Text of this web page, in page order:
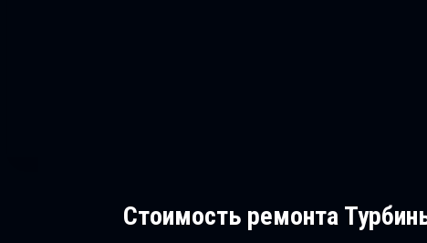
Стоимость ремонта